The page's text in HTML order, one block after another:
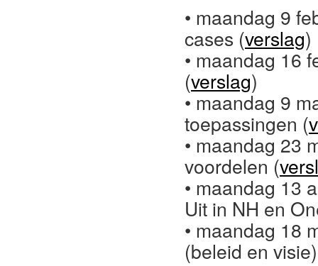
• maandag 9
cases (verslag)
• maandag 16
(verslag)
• maandag 9
toepassingen (
• maandag 23
voordelen (
• maandag 13
Uit in NH en
• maandag 18
(beleid en